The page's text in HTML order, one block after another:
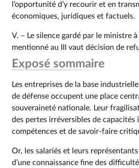
l’opportunité d’y recourir et en
économiques, juridiques et factuels.
V. – Le silence gardé par le ministre à
mentionné au III vaut décision de
Exposé sommaire
Les entreprises de la base
de défense occupent une place
souveraineté nationale. Leur
des pertes irréversibles de capacités
compétences et de savoir-faire
Or, les salariés et leurs
d’une connaissance fine des